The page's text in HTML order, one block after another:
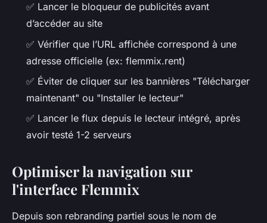
✅ Lancer le bloqueur de publicités avant
d’accéder au site
✅ Vérifier que l’URL affichée correspond à une
adresse officielle (ex: flemmix.rent)
✅ Éviter de cliquer sur les bannières "Télécharger
maintenant" ou "Installer le lecteur"
✅ Lancer le flux depuis le lecteur intégré, après
avoir testé 1-2 serveurs
Optimiser la navigation sur
l'interface Flemmix
Depuis son rebranding partiel sous le nom de